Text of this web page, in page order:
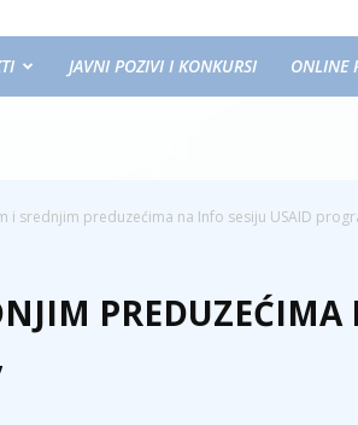
JAVNI POZIVI I KONKURSI ONLINE
i srednjim preduzećima na Info sesiju USAID